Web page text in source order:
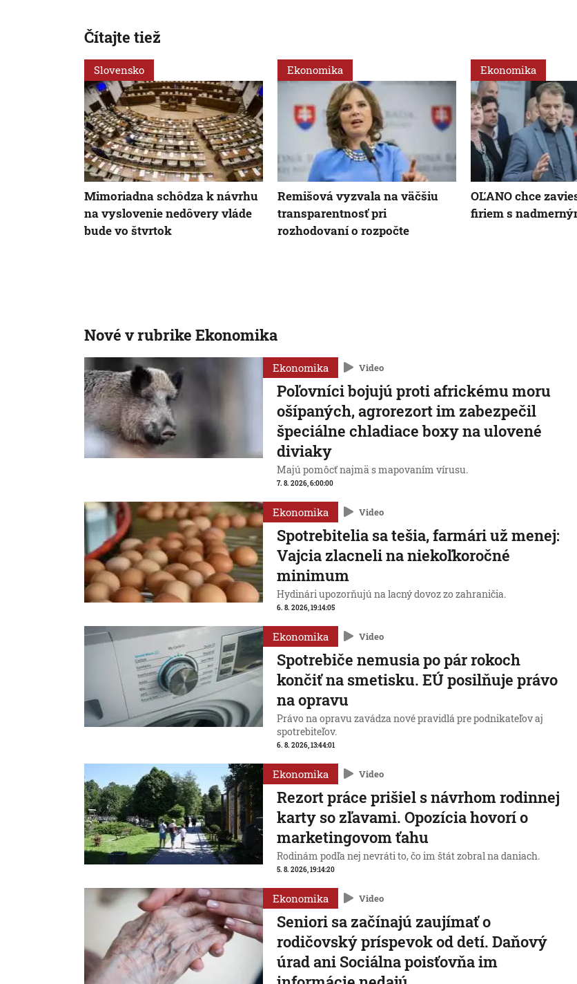
Čítajte tiež
Slovensko
Mimoriadna schôdza k návrhu
na vyslovenie nedôvery vláde
bude vo štvrtok
Ekonomika
Remišová vyzvala na väčšiu
transparentnosť pri
rozhodovaní o rozpočte
Ekonomika
OĽANO chce
firiem s
Nové v rubrike Ekonomika
Ekonomika Video
Poľovníci bojujú proti africkému moru
ošípaných, agrorezort im zabezpečil
špeciálne chladiace boxy na ulovené
diviaky
Majú pomôcť najmä s mapovaním vírusu.
7. 8. 2026, 6:00:00
Ekonomika Video
Spotrebitelia sa tešia, farmári už menej:
Vajcia zlacneli na niekoľkoročné
minimum
Hydinári upozorňujú na lacný dovoz zo zahraničia.
6. 8. 2026, 19:14:05
Ekonomika Video
Spotrebiče nemusia po pár rokoch
končiť na smetisku. EÚ posilňuje právo
na opravu
Právo na opravu zavádza nové pravidlá pre podnikateľov aj
spotrebiteľov.
6. 8. 2026, 13:44:01
Ekonomika Video
Rezort práce prišiel s návrhom rodinnej
karty so zľavami. Opozícia hovorí o
marketingovom ťahu
Rodinám podľa nej nevráti to, čo im štát zobral na daniach.
5. 8. 2026, 19:14:20
Ekonomika Video
Seniori sa začínajú zaujímať o
rodičovský príspevok od detí. Daňový
úrad ani Sociálna poisťovňa im